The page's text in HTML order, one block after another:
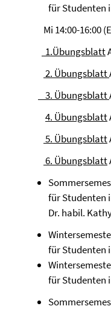
für Studenten
Mi 14:00-16:00
1.Übungsblatt
2. Übungsblatt
3. Übungsblatt
4. Übungsblatt
5. Übungsblatt
6. Übungsblatt
für Studenten
Dr. habil.
für Studenten
für Studenten